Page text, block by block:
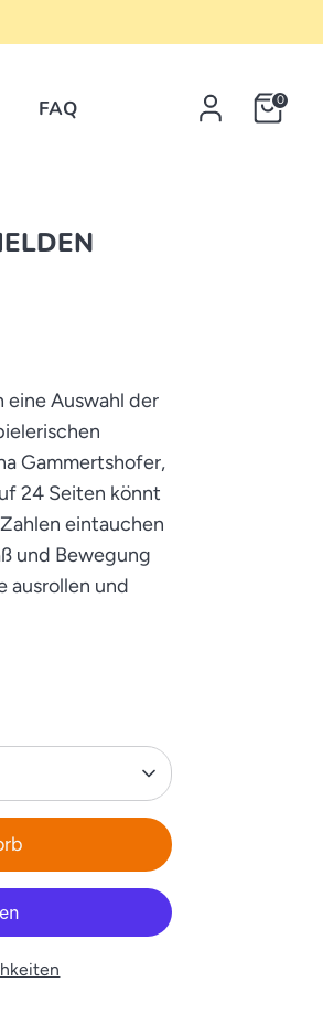
FAQ 0
Auswahl der
Gammertshofer,
24 Seiten könnt
eintauchen
und Bewegung
ausrollen und